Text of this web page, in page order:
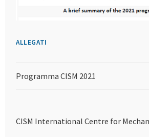
ALLEGATI
Programma CISM 2021
CISM International Centre for